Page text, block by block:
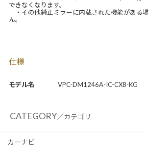
モデル名 VPC-DM1246A-IC-CX8-KG
できなくなります。
・その他純正ミラーに内蔵された機能がある
ん。
仕様
CATEGORY／カテゴリ
カーナビ